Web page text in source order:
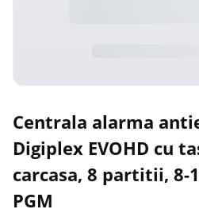
Centrala alarma
Digiplex EVOHD cu
carcasa, 8 partitii, 8-
PGM